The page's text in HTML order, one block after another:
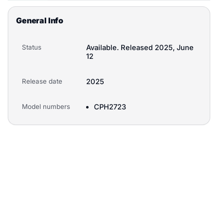
General Info
Status
Available. Released 2025, June
12
Release date 2025
Model numbers CPH2723